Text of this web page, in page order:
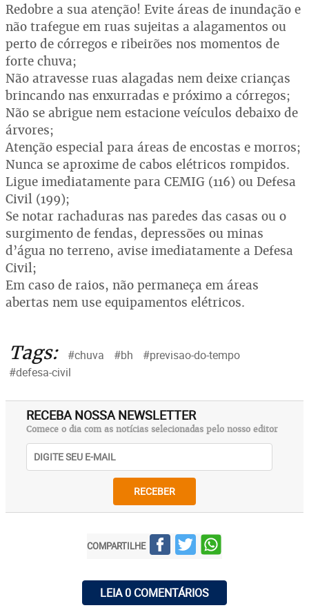
Redobre a sua atenção! Evite áreas de inundação e
não trafegue em ruas sujeitas a alagamentos ou
perto de córregos e ribeirões nos momentos de
forte chuva;
Não atravesse ruas alagadas nem deixe crianças
brincando nas enxurradas e próximo a córregos;
Não se abrigue nem estacione veículos debaixo de
árvores;
Atenção especial para áreas de encostas e morros;
Nunca se aproxime de cabos elétricos rompidos.
Ligue imediatamente para CEMIG (116) ou Defesa
Civil (199);
Se notar rachaduras nas paredes das casas ou o
surgimento de fendas, depressões ou minas
d’água no terreno, avise imediatamente a Defesa
Civil;
Em caso de raios, não permaneça em áreas
abertas nem use equipamentos elétricos.
Tags: #chuva #bh
#previsao-do-tempo
#defesa-civil
RECEBA NOSSA NEWSLETTER
Comece o dia com as notícias selecionadas pelo nosso editor
RECEBER
COMPARTILHE
LEIA 0 COMENTÁRIOS